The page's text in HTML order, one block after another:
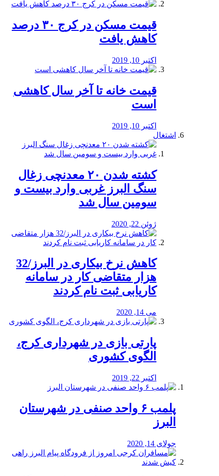
️قیمت مسکن در کرج ۳۰ درصد
کاهش یافت
اکتبر 10, 2019
قیمت خانه تا آخر سال کاهشی
است
اکتبر 10, 2019
اشتغال
کشته شدن ۲۰ معدنچی زغال
سنگ البرز غربی وارد بیست و
سومین سال شد
ژوئن 22, 2020
کاهش نرخ بیکاری در البرز/32
هزار متقاضی کار در سامانه
کاریابی ثبت نام کردند
می 14, 2020
پارتی بازی در شهرداری کرج،
الگوی کشوری
اکتبر 22, 2019
پلمب ۶ واحد صنفی در شهرستان
البرز
جولای 14, 2020